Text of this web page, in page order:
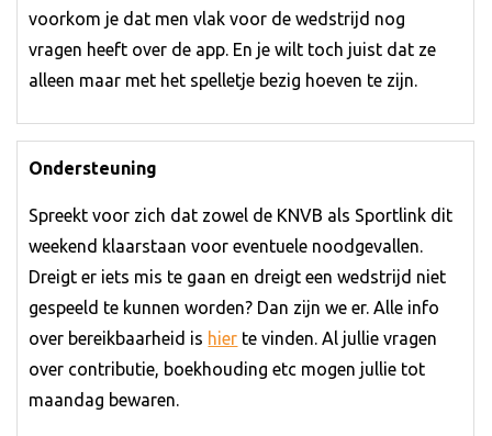
voorkom je dat men vlak voor de wedstrijd nog
vragen heeft over de app. En je wilt toch juist dat ze
alleen maar met het spelletje bezig hoeven te zijn.
Ondersteuning
Spreekt voor zich dat zowel de KNVB als Sportlink dit
weekend klaarstaan voor eventuele noodgevallen.
Dreigt er iets mis te gaan en dreigt een wedstrijd niet
gespeeld te kunnen worden? Dan zijn we er. Alle info
over bereikbaarheid is hier te vinden. Al jullie vragen
over contributie, boekhouding etc mogen jullie tot
maandag bewaren.